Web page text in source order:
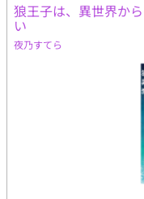
狼王子は、異世界か
い
夜乃すてら